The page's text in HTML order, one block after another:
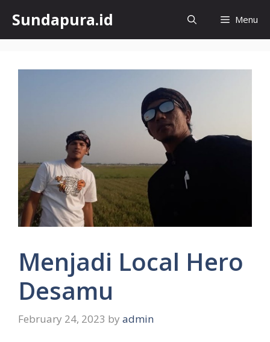
content
Sundapura.id Menu
Menjadi Local Hero
Desamu
February 24, 2023 by admin